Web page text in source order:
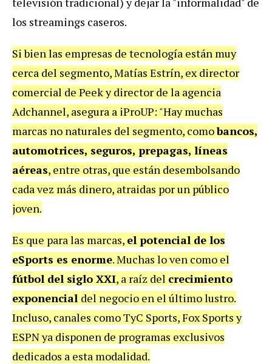
los streamings caseros.
Si bien las empresas de tecnología están muy
cerca del segmento, Matías Estrín, ex director
comercial de Peek y director de la agencia
Adchannel, asegura a iProUP: "Hay muchas
marcas no naturales del segmento, comobancos,
automotrices, seguros, prepagas, líneas
aéreas, entre otras, que están desembolsando
cada vez más dinero, atraidas por un público
joven.
Es que para las marcas, el potencial de los
eSports es enorme. Muchas lo ven como el
fútbol del siglo XXI, a raíz del crecimiento
exponencial del negocio en el último lustro.
Incluso, canales como TyC Sports, Fox Sports y
ESPN ya disponen de programas exclusivos
dedicados a esta modalidad.